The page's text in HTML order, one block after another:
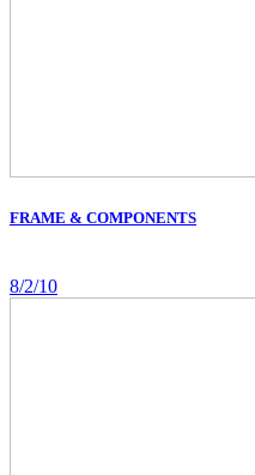
FRAME & COMPONENTS
8/2/10